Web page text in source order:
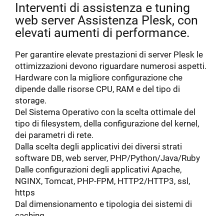
Interventi di assistenza e tuning
web server Assistenza Plesk, con
elevati aumenti di performance.
Per garantire elevate prestazioni di server Plesk le
ottimizzazioni devono riguardare numerosi aspetti.
Hardware con la migliore configurazione che
dipende dalle risorse CPU, RAM e del tipo di
storage.
Del Sistema Operativo con la scelta ottimale del
tipo di filesystem, della configurazione del kernel,
dei parametri di rete.
Dalla scelta degli applicativi dei diversi strati
software DB, web server, PHP/Python/Java/Ruby
Dalle configurazioni degli applicativi Apache,
NGINX, Tomcat, PHP-FPM, HTTP2/HTTP3, ssl,
https
Dal dimensionamento e tipologia dei sistemi di